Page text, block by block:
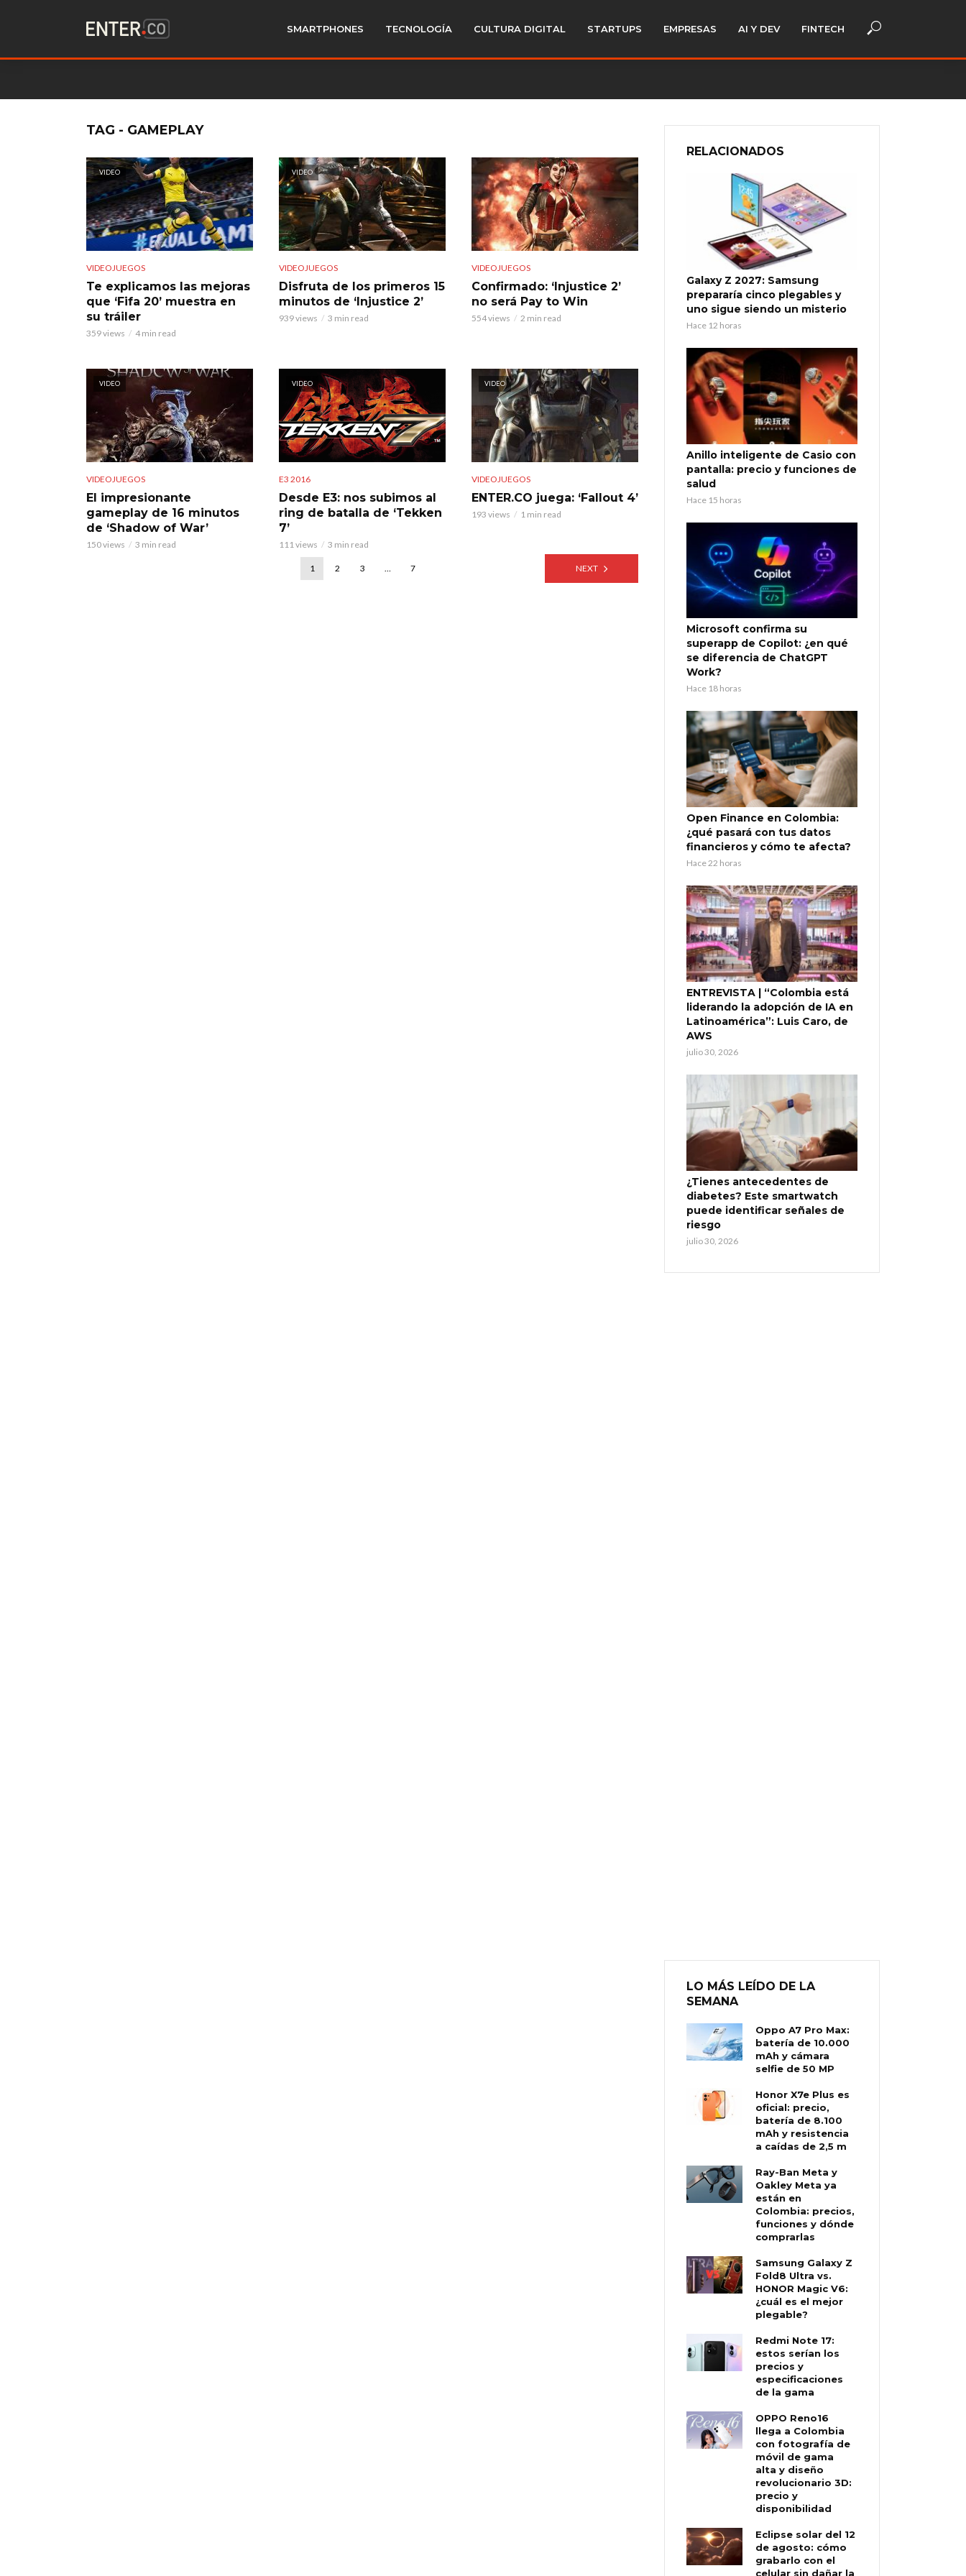
SMARTPHONES TECNOLOGÍA CULTURA DIGITAL STARTUPS EMPRESAS AI Y DEV FINTECH
TAG - GAMEPLAY
VIDEO
VIDEOJUEGOS
Te explicamos las mejoras
que ‘Fifa 20’ muestra en
su tráiler
359 views 4 min read
VIDEO
VIDEOJUEGOS
Disfruta de los primeros 15
minutos de ‘Injustice 2’
939 views 3 min read
VIDEOJUEGOS
Confirmado: ‘Injustice 2’
no será Pay to Win
554 views 2 min read
VIDEO
VIDEOJUEGOS
El impresionante
gameplay de 16 minutos
de ‘Shadow of War’
150 views 3 min read
VIDEO
E3 2016
Desde E3: nos subimos al
ring de batalla de ‘Tekken
7’
111 views 3 min read
VIDEO
VIDEOJUEGOS
ENTER.CO juega: ‘Fallout 4’
193 views 1 min read
1 2 3 … 7 NEXT
RELACIONADOS
Galaxy Z 2027: Samsung
prepararía cinco plegables y
uno sigue siendo un misterio
Hace 12 horas
Anillo inteligente de Casio con
pantalla: precio y funciones de
salud
Hace 15 horas
Microsoft confirma su
superapp de Copilot: ¿en qué
se diferencia de ChatGPT
Work?
Hace 18 horas
Open Finance en Colombia:
¿qué pasará con tus datos
financieros y cómo te afecta?
Hace 22 horas
ENTREVISTA | “Colombia está
liderando la adopción de IA en
Latinoamérica”: Luis Caro, de
AWS
julio 30, 2026
¿Tienes antecedentes de
diabetes? Este smartwatch
puede identificar señales de
riesgo
julio 30, 2026
LO MÁS LEÍDO DE LA
SEMANA
Oppo A7 Pro Max:
batería de 10.000
mAh y cámara
selfie de 50 MP
Honor X7e Plus es
oficial: precio,
batería de 8.100
mAh y resistencia
a caídas de 2,5 m
Ray-Ban Meta y
Oakley Meta ya
están en
Colombia: precios,
funciones y dónde
comprarlas
Samsung Galaxy Z
Fold8 Ultra vs.
HONOR Magic V6:
¿cuál es el mejor
plegable?
Redmi Note 17:
estos serían los
precios y
especificaciones
de la gama
OPPO Reno16
llega a Colombia
con fotografía de
móvil de gama
alta y diseño
revolucionario 3D:
precio y
disponibilidad
Eclipse solar del 12
de agosto: cómo
grabarlo con el
celular sin dañar la